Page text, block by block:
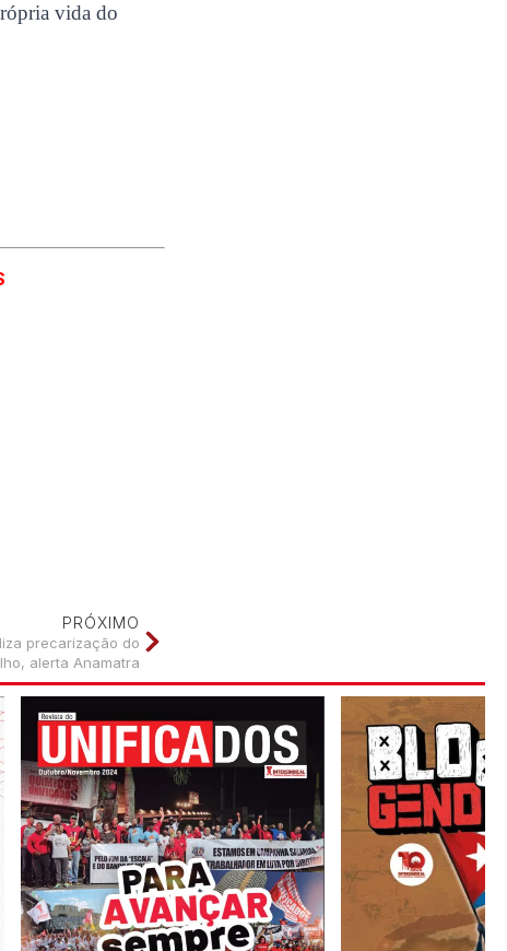
vida do
PRÓXIMO
precarização do
alerta Anamatra